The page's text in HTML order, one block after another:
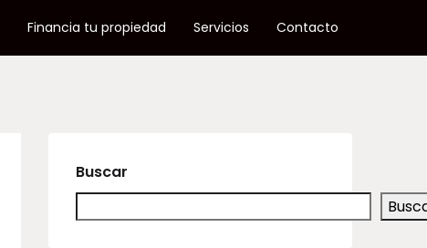
Financia tu propiedad Servicios Contacto
Buscar